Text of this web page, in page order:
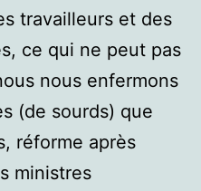
travailleurs et des
ce qui ne peut pas
nous enfermons
(de sourds) que
réforme après
ministres